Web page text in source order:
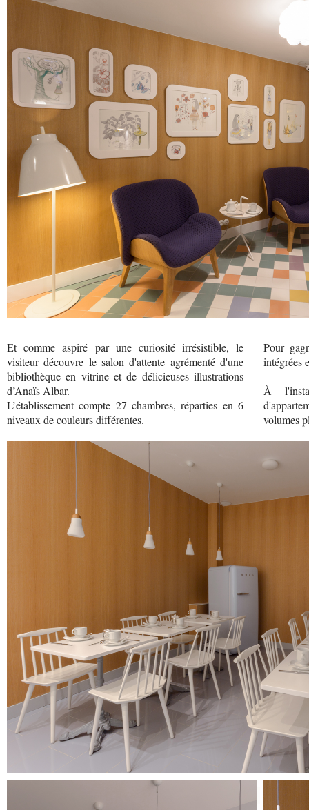
Et comme aspiré par une curiosité irrésistible, le
visiteur découvre le salon d'attente agrémenté d'une
bibliothèque en vitrine et de délicieuses illustrations
d’Anaïs Albar.
L’établissement compte 27 chambres, réparties en 6
niveaux de couleurs différentes.
Pour
intégrées
À
volumes